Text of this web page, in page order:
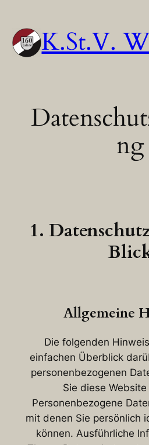
Inhalt
springenK.St.V.
ng
1.
Allgemeine
Die folgenden
einfachen Überblick
personenbezogenen
Sie diese
Personenbezogene
mit denen Sie persönlich
können. Ausführliche